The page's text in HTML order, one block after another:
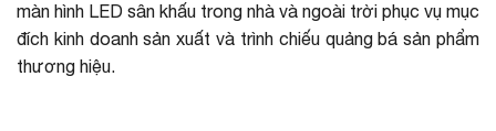
màn hình LED sân khấu trong nhà và ngoài trời phục vụ mục
đích kinh doanh sản xuất và trình chiếu quảng bá sản phẩm
thương hiệu.